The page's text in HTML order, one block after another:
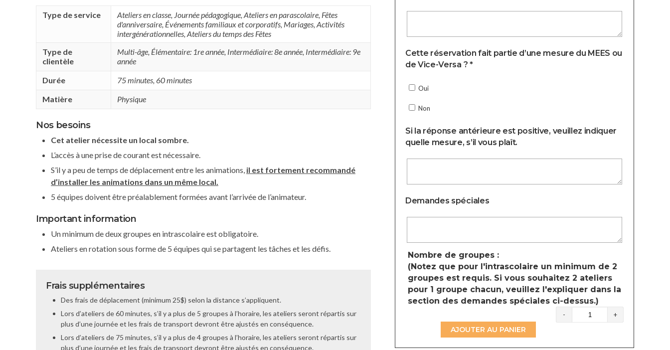
Type de service Ateliers en classe, Journée pédagogique, Ateliers en parascolaire, Fêtes
d'anniversaire, Événements familiaux et corporatifs, Mariages, Activités
intergénérationnelles, Ateliers du temps des Fêtes
Type de
clientèle
Multi-âge, Élémentaire: 1re année, Intermédiaire: 8e année, Intermédiaire: 9e
année
Durée
75 minutes, 60 minutes
Matière
Physique
Nos besoins
Cet atelier nécessite un local sombre.
L’accès à une prise de courant est nécessaire.
S’il y a peu de temps de déplacement entre les animations, il est fortement recommandé
d’installer les animations dans un même local.
5 équipes doivent être préalablement formées avant l’arrivée de l’animateur.
Important information
Un minimum de deux groupes en intrascolaire est obligatoire.
Ateliers en rotation sous forme de 5 équipes qui se partagent les tâches et les défis.
Frais supplémentaires
Des frais de déplacement (minimum 25$) selon la distance s’appliquent.
Lors d’ateliers de 60 minutes, s’il y a plus de 5 groupes à l’horaire, les ateliers seront répartis sur
plus d’une journée et les frais de transport devront être ajustés en conséquence.
Lors d’ateliers de 75 minutes, s’il y a plus de 4 groupes à l’horaire, les ateliers seront répartis sur
plus d’une journée et les frais de transport devront être ajustés en conséquence.
Cette réservation fait partie d’une mesure du MEES ou
de Vice-Versa ? *
Oui
Non
Si la réponse antérieure est positive, veuillez indiquer
quelle mesure, s’il vous plaît.
Demandes spéciales
Nombre de groupes :
(Notez que pour l'intrascolaire un minimum de 2
groupes est requis. Si vous souhaitez 2 ateliers
pour 1 groupe chacun, veuillez l'expliquer dans la
section des demandes spéciales ci-dessus.)
quantité
de
et
AJOUTER AU PANIER